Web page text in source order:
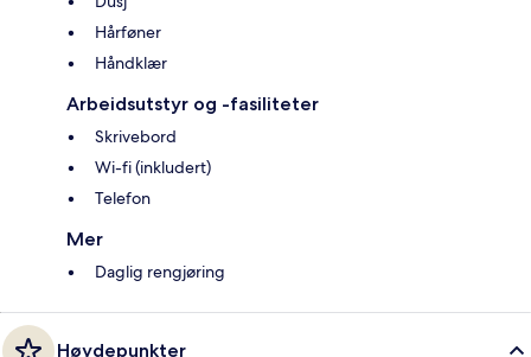
Hårføner
Håndklær
Arbeidsutstyr og -fasiliteter
Skrivebord
Wi-fi (inkludert)
Telefon
Mer
Daglig rengjøring
Høydepunkter